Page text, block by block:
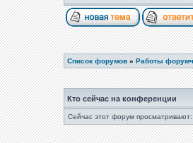
Список форумов » Работы
Кто сейчас на конференции
Сейчас этот форум